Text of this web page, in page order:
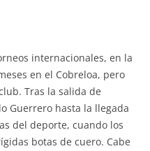
internacionales, en la
en el Cobreloa, pero
Tras la salida de
Guerrero hasta la llegada
del deporte, cuando los
botas de cuero. Cabe